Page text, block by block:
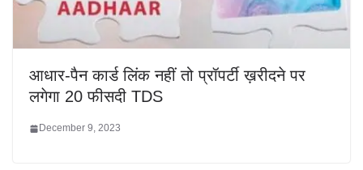
आधार-पैन कार्ड लिंक नहीं तो प्रॉपर्टी ख़रीदने पर
लगेगा 20 फीसदी TDS
December 9, 2023